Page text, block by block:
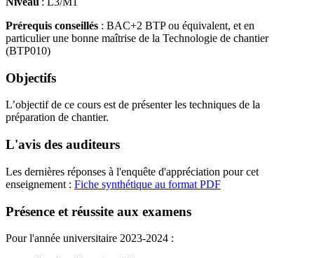
Prérequis conseillés : BAC+2 BTP ou équivalent, et en
particulier une bonne maîtrise de la Technologie de chantier
(BTP010)
Objectifs
L’objectif de ce cours est de présenter les techniques de la
préparation de chantier.
L'avis des auditeurs
Les dernières réponses à l'enquête d'appréciation pour cet
enseignement : Fiche synthétique au format PDF
Présence et réussite aux examens
Pour l'année universitaire 2023-2024 :